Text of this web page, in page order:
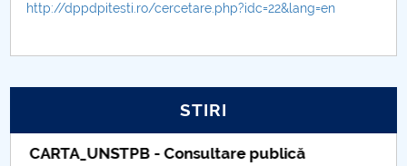
http://dppdpitesti.ro/cercetare.php?idc=22&lang=en
STIRI
Taxe de școlarizare indexate – Centrul